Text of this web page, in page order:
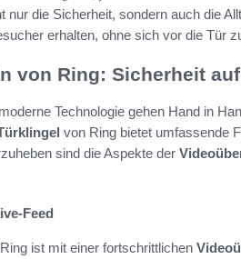
nur die Sicherheit, sondern auch die
erhalten, ohne sich vor die Tür
von Ring: Sicherheit
Technologie gehen Hand in
von Ring bietet umfassende
sind die Aspekte der
Feed
ist mit einer fortschrittlichen